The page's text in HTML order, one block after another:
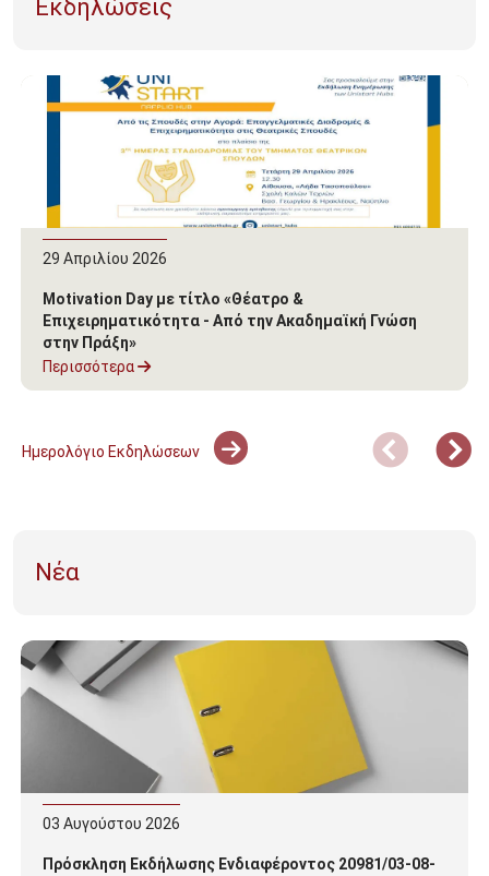
Εκδηλώσεις
29 Απριλίου 2026
Motivation Day με τίτλο «Θέατρο &
Επιχειρηματικότητα - Από την Ακαδημαϊκή Γνώση
στην Πράξη»
Περισσότερα
Ημερολόγιο Εκδηλώσεων
Νέα
03 Αυγούστου 2026
Πρόσκληση Εκδήλωσης Ενδιαφέροντος 20981/03-08-